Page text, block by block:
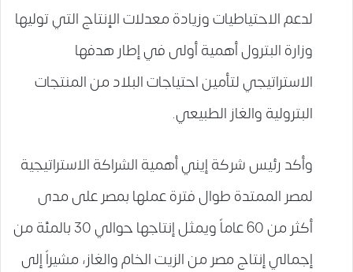
لدعم الاحتياطيات وزيادة معدلات الإنتاج التي توليها
وزارة البترول أهمية أولى في إطار هدفها
الاستراتيجي لتأمين احتياجات البلاد من المنتجات
البترولية والغاز الطبيعي.
وأكد رئيس شركة إيني أهمية الشراكة الاستراتيجية
لمصر الممتدة طوال فترة عملها بمصر على مدى
أكثر من 60 عاماً ويمثل إنتاجها حوالي 30 بالمئة من
إجمالي إنتاج مصر من الزيت الخام والغاز، مشيراً إلى